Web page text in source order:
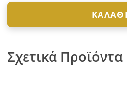
ΚΑΛΆΘΙ
Σχετικά Προϊόντα